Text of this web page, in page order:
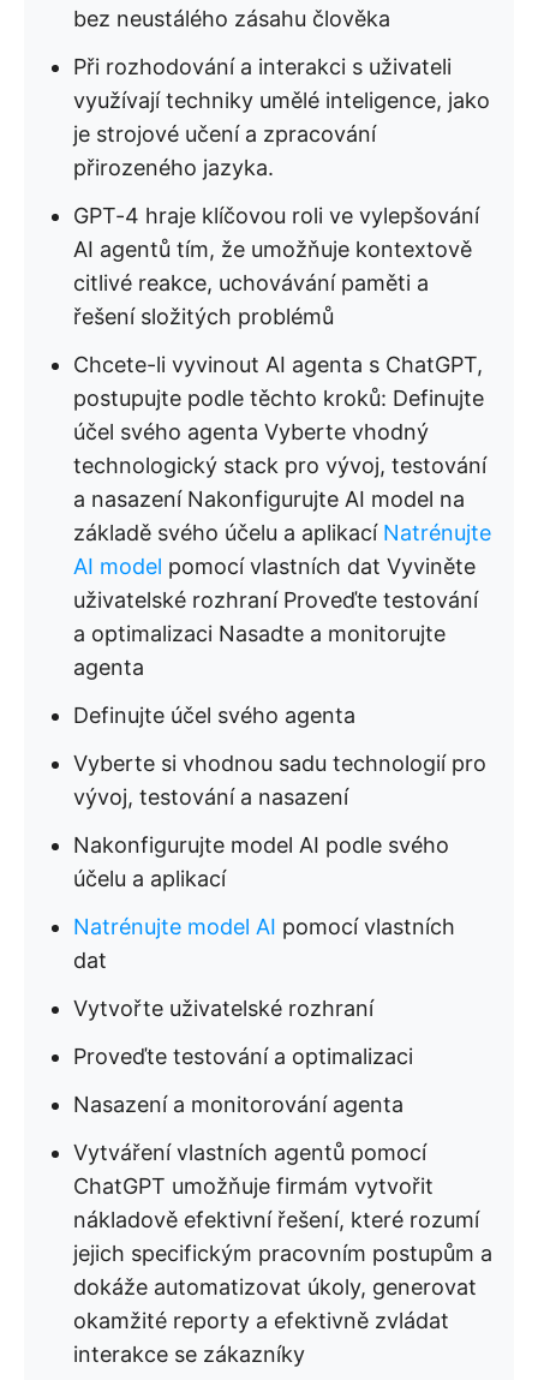
bez neustálého zásahu člověka
Při rozhodování a interakci s uživateli
využívají techniky umělé inteligence, jako
je strojové učení a zpracování
přirozeného jazyka.
GPT-4 hraje klíčovou roli ve vylepšování
AI agentů tím, že umožňuje kontextově
citlivé reakce, uchovávání paměti a
řešení složitých problémů
Chcete-li vyvinout AI agenta s ChatGPT,
postupujte podle těchto kroků: Definujte
účel svého agenta Vyberte vhodný
technologický stack pro vývoj, testování
a nasazení Nakonfigurujte AI model na
základě svého účelu a aplikací Natrénujte
AI model pomocí vlastních dat Vyviněte
uživatelské rozhraní Proveďte testování
a optimalizaci Nasadte a monitorujte
agenta
Definujte účel svého agenta
Vyberte si vhodnou sadu technologií pro
vývoj, testování a nasazení
Nakonfigurujte model AI podle svého
účelu a aplikací
Natrénujte model AI pomocí vlastních
dat
Vytvořte uživatelské rozhraní
Proveďte testování a optimalizaci
Nasazení a monitorování agenta
Vytváření vlastních agentů pomocí
ChatGPT umožňuje firmám vytvořit
nákladově efektivní řešení, které rozumí
jejich specifickým pracovním postupům a
dokáže automatizovat úkoly, generovat
okamžité reporty a efektivně zvládat
interakce se zákazníky